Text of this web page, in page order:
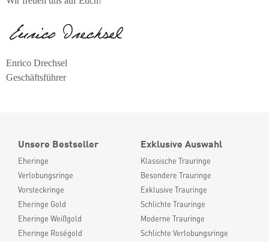
Enrico Drechsel
Geschäftsführer
Unsere Bestseller
Eheringe
Verlobungsringe
Vorsteckringe
Eheringe Gold
Eheringe Weißgold
Eheringe Roségold
Exklusive Auswahl
Klassische Trauringe
Besondere Trauringe
Exklusive Trauringe
Schlichte Trauringe
Moderne Trauringe
Schlichte Verlobungsringe